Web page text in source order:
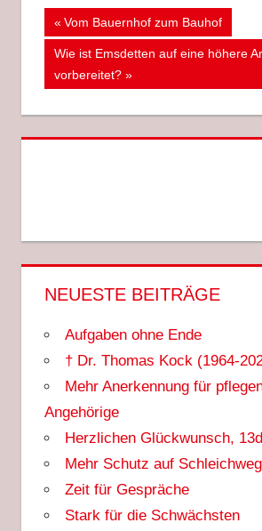
EMSDETTEN
STROETMANNS
FABRIK
Beitragsnavigation
Vorheriger
Beitrag:
Vom Bauernhof zum Bauhof
Nächster
Beitrag:
Wie ist Emsdetten auf eine höhere
vorbereitet?
NEUESTE BEITRÄGE
Aufgaben ohne Ende
† Dr. Thomas Kock (1964-
Mehr Anerkennung für
Angehörige
Herzlichen Glückwunsch,
Mehr Schutz auf
Zeit für Gespräche
Stark für die Schwächsten